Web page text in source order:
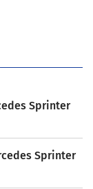
Sprinter
Sprinter